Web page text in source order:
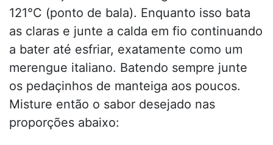
121°C (ponto de bala). Enquanto isso bata
as claras e junte a calda em fio continuando
a bater até esfriar, exatamente como um
merengue italiano. Batendo sempre junte
os pedaçinhos de manteiga aos poucos.
Misture então o sabor desejado nas
proporções abaixo: